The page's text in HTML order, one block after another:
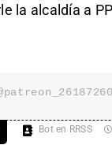
la alcaldía a
Bot en RRSS